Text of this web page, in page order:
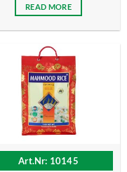
READ MORE
Art.Nr: 10145